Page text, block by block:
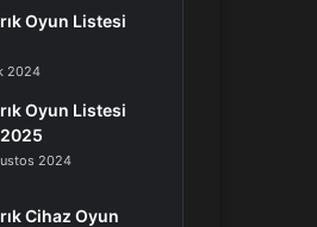
Oyun Listesi
2024
Oyun Listesi
2024
Cihaz Oyun